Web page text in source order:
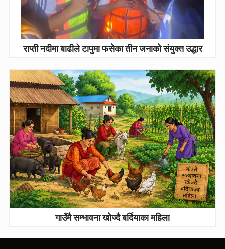
राप्ती नदीमा बाढीले टापुमा फसेका तीन जनाको संयुक्त उद्धार
गाउँमै सम्भावना खोज्दै बर्दियाका महिला